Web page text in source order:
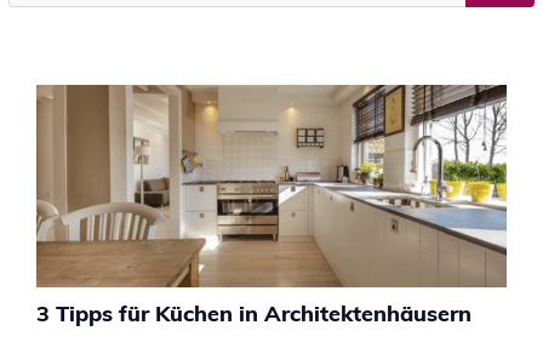
3 Tipps für Küchen in Architektenhäusern